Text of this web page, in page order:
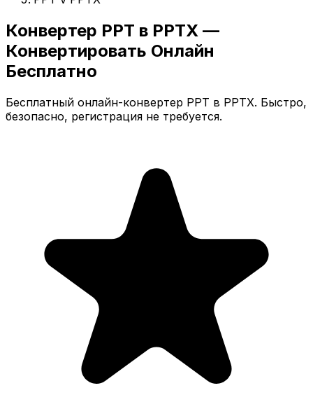
Конвертер PPT в PPTX —
Конвертировать Онлайн
Бесплатно
Бесплатный онлайн-конвертер PPT в PPTX. Быстро,
безопасно, регистрация не требуется.